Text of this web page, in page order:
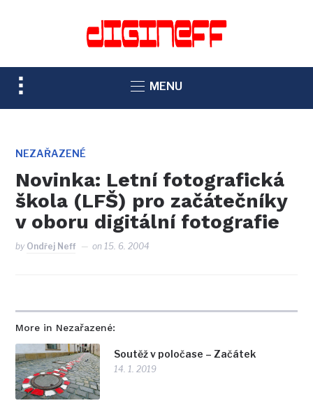
TOGGLE
SIDEBAR
NAVIGATION
MENU
NEZAŘAZENÉ
Novinka: Letní fotografická
škola (LFŠ) pro začátečníky
v oboru digitální fotografie
by Ondřej Neff on15. 6. 2004
More in Nezařazené:
Soutěž v poločase – Začátek
14. 1. 2019